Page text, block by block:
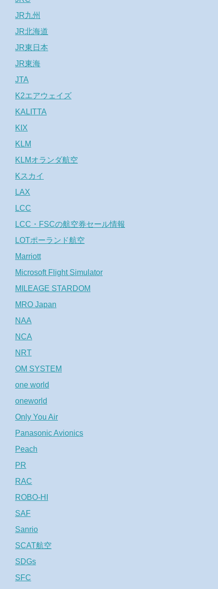
JR九州
JR北海道
JR東日本
JR東海
JTA
K2エアウェイズ
KALITTA
KIX
KLM
KLMオランダ航空
Kスカイ
LAX
LCC
LCC・FSCの航空券セール情報
LOTポーランド航空
Marriott
Microsoft Flight Simulator
MILEAGE STARDOM
MRO Japan
NAA
NCA
NRT
OM SYSTEM
one world
oneworld
Only You Air
Panasonic Avionics
Peach
PR
RAC
ROBO-HI
SAF
Sanrio
SCAT航空
SDGs
SFC